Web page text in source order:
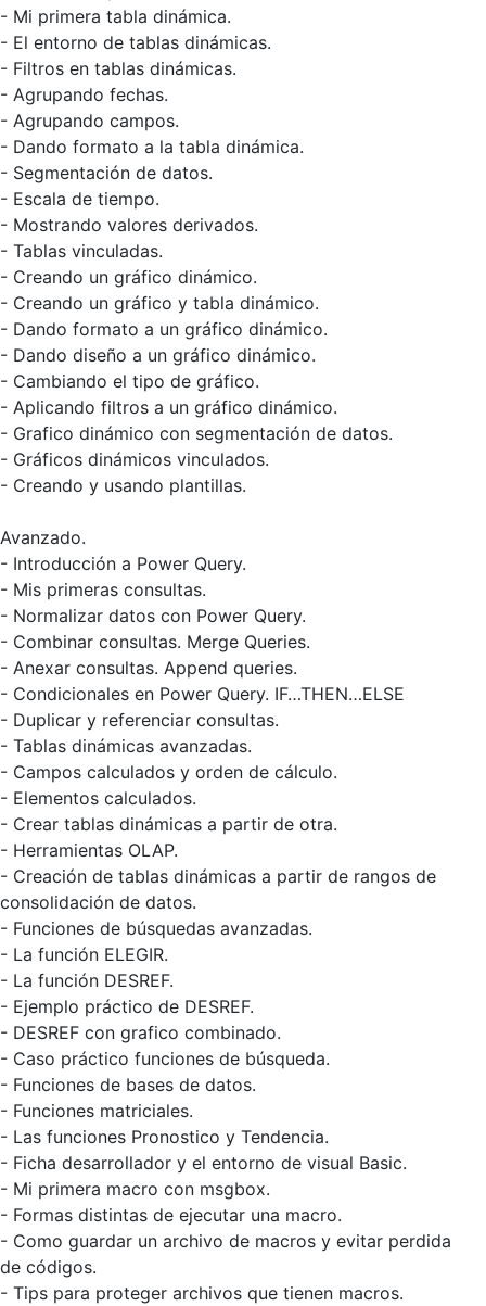
- Mi primera tabla dinámica.
- El entorno de tablas dinámicas.
- Filtros en tablas dinámicas.
- Agrupando fechas.
- Agrupando campos.
- Dando formato a la tabla dinámica.
- Segmentación de datos.
- Escala de tiempo.
- Mostrando valores derivados.
- Tablas vinculadas.
- Creando un gráfico dinámico.
- Creando un gráfico y tabla dinámico.
- Dando formato a un gráfico dinámico.
- Dando diseño a un gráfico dinámico.
- Cambiando el tipo de gráfico.
- Aplicando filtros a un gráfico dinámico.
- Grafico dinámico con segmentación de datos.
- Gráficos dinámicos vinculados.
- Creando y usando plantillas.
Avanzado.
- Introducción a Power Query.
- Mis primeras consultas.
- Normalizar datos con Power Query.
- Combinar consultas. Merge Queries.
- Anexar consultas. Append queries.
- Condicionales en Power Query. IF…THEN…ELSE
- Duplicar y referenciar consultas.
- Tablas dinámicas avanzadas.
- Campos calculados y orden de cálculo.
- Elementos calculados.
- Crear tablas dinámicas a partir de otra.
- Herramientas OLAP.
- Creación de tablas dinámicas a partir de rangos de
consolidación de datos.
- Funciones de búsquedas avanzadas.
- La función ELEGIR.
- La función DESREF.
- Ejemplo práctico de DESREF.
- DESREF con grafico combinado.
- Caso práctico funciones de búsqueda.
- Funciones de bases de datos.
- Funciones matriciales.
- Las funciones Pronostico y Tendencia.
- Ficha desarrollador y el entorno de visual Basic.
- Mi primera macro con msgbox.
- Formas distintas de ejecutar una macro.
- Como guardar un archivo de macros y evitar perdida
de códigos.
- Tips para proteger archivos que tienen macros.